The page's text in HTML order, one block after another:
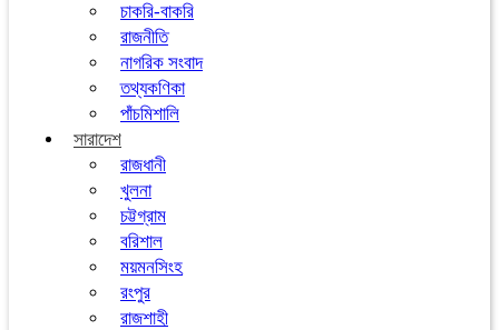
চাকরি-বাকরি
রাজনীতি
নাগরিক সংবাদ
তথ্যকণিকা
পাঁচমিশালি
সারাদেশ
রাজধানী
খুলনা
চট্টগ্রাম
বরিশাল
ময়মনসিংহ
রংপুর
রাজশাহী